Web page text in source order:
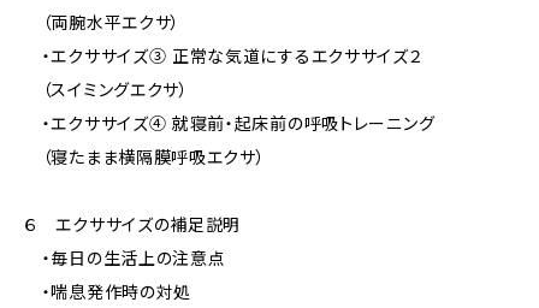
（両腕水平エクサ）
・エクササイズ③ 正常な気道にするエクササイズ２
（スイミングエクサ）
・エクササイズ④ 就寝前・起床前の呼吸トレーニング
（寝たまま横隔膜呼吸エクサ）
６ エクササイズの補足説明
・毎日の生活上の注意点
・喘息発作時の対処